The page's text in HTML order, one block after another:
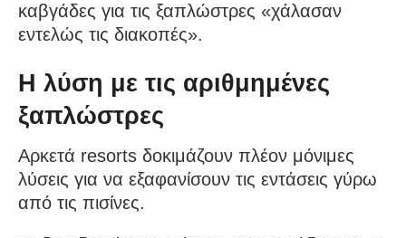
καβγάδες για τις ξαπλώστρες «χάλασαν
εντελώς τις διακοπές».
Η λύση με τις αριθμημένες
ξαπλώστρες
Αρκετά resorts δοκιμάζουν πλέον μόνιμες
λύσεις για να εξαφανίσουν τις εντάσεις γύρω
από τις πισίνες.